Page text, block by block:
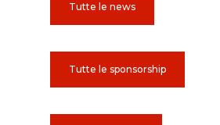
Tutte le news
Tutte le sponsorship